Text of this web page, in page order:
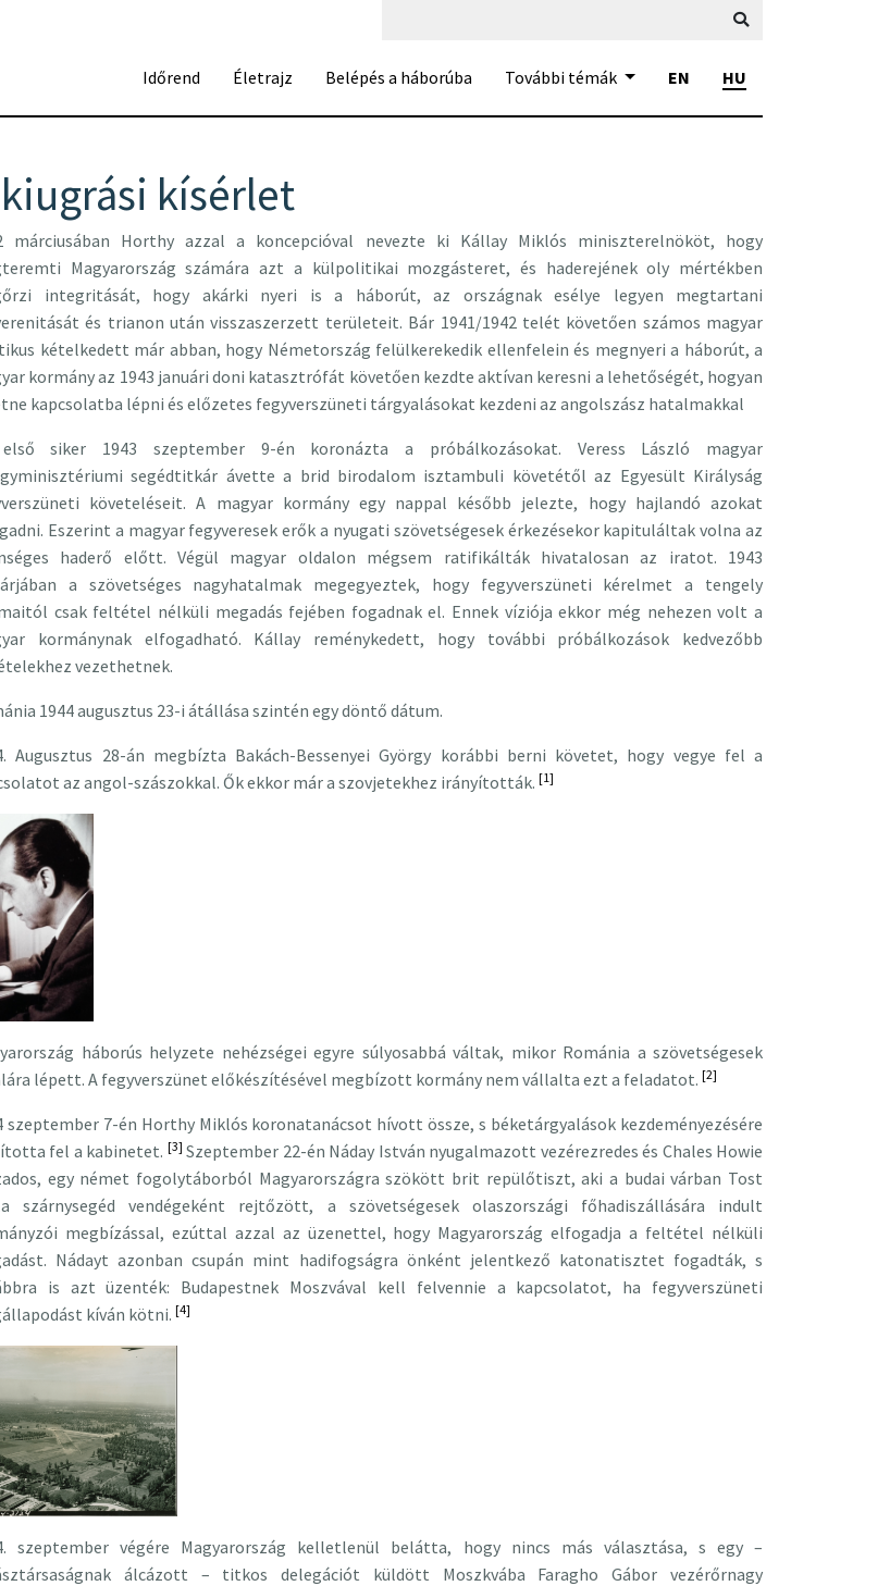
Időrend Életrajz Belépés a háborúba További témák EN HU
kísérlet
márciusában Horthy azzal a koncepcióval nevezte ki Kállay Miklós miniszterelnököt, hogy
Magyarország számára azt a külpolitikai mozgásteret, és haderejének oly mértékben
integritását, hogy akárki nyeri is a háborút, az országnak esélye legyen megtartani
és trianon után visszaszerzett területeit. Bár 1941/1942 telét követően számos magyar
kételkedett már abban, hogy Németország felülkerekedik ellenfelein és megnyeri a háborút, a
kormány az 1943 januári doni katasztrófát követően kezdte aktívan keresni a lehetőségét, hogyan
kapcsolatba lépni és előzetes fegyverszüneti tárgyalásokat kezdeni az angolszász hatalmakkal
siker 1943 szeptember 9-én koronázta a próbálkozásokat. Veress László magyar
segédtitkár ávette a brid birodalom isztambuli követétől az Egyesült Királyság
követeléseit. A magyar kormány egy nappal később jelezte, hogy hajlandó azokat
Eszerint a magyar fegyveresek erők a nyugati szövetségesek érkezésekor kapituláltak volna az
haderő előtt. Végül magyar oldalon mégsem ratifikálták hivatalosan az iratot. 1943
a szövetséges nagyhatalmak megegyeztek, hogy fegyverszüneti kérelmet a tengely
csak feltétel nélküli megadás fejében fogadnak el. Ennek víziója ekkor még nehezen volt a
kormánynak elfogadható. Kállay reménykedett, hogy további próbálkozások kedvezőbb
vezethetnek.
1944 augusztus 23-i átállása szintén egy döntő dátum.
Augusztus 28-án megbízta Bakách-Bessenyei György korábbi berni követet, hogy vegye fel a
az angol-szászokkal. Ők ekkor már a szovjetekhez irányították. [1]
háborús helyzete nehézségei egyre súlyosabbá váltak, mikor Románia a szövetségesek
lépett. A fegyverszünet előkészítésével megbízott kormány nem vállalta ezt a feladatot. [2]
szeptember 7-én Horthy Miklós koronatanácsot hívott össze, s béketárgyalások kezdeményezésére
fel a kabinetet. [3] Szeptember 22-én Náday István nyugalmazott vezérezredes és Chales Howie
egy német fogolytáborból Magyarországra szökött brit repülőtiszt, aki a budai várban Tost
szárnysegéd vendégeként rejtőzött, a szövetségesek olaszországi főhadiszállására indult
megbízással, ezúttal azzal az üzenettel, hogy Magyarország elfogadja a feltétel nélküli
Nádayt azonban csupán mint hadifogságra önként jelentkező katonatisztet fogadták, s
is azt üzenték: Budapestnek Moszvával kell felvennie a kapcsolatot, ha fegyverszüneti
kíván kötni. [4]
szeptember végére Magyarország kelletlenül belátta, hogy nincs más választása, s egy –
álcázott – titkos delegációt küldött Moszkvába Faragho Gábor vezérőrnagy